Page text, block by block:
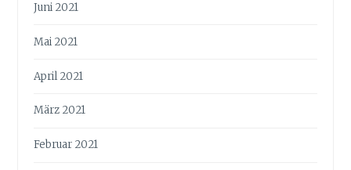
Juni 2021
Mai 2021
April 2021
März 2021
Februar 2021